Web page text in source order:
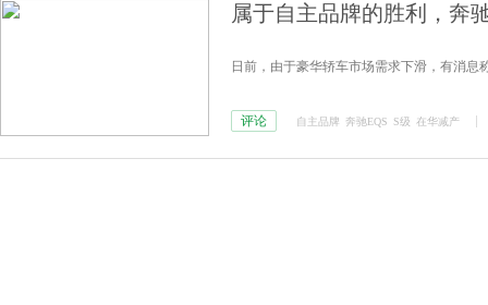
属于自主品牌的胜利，奔
日前，由于豪华轿车市场需求下滑，有消息
评论 自主品牌 奔驰EQS S级 在华减产